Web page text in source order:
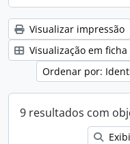
Visualizar impressão
Visualização em ficha
Ordenar por:
9 resultados com